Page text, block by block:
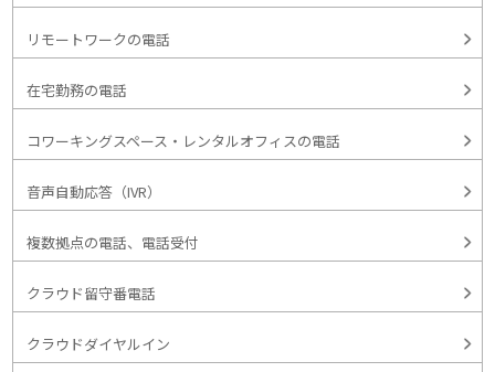
リモートワークの電話
在宅勤務の電話
コワーキングスペース・レンタルオフィスの電話
音声自動応答（IVR）
複数拠点の電話、電話受付
クラウド留守番電話
クラウドダイヤルイン